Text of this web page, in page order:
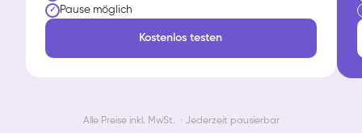
✓ Pause möglich
Kostenlos testen
Alle Preise inkl. MwSt. · Jederzeit pausierbar